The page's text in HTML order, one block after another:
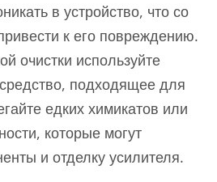
в устройство, что со
к его повреждению.
очистки используйте
подходящее для
едких химикатов или
которые могут
и отделку усилителя.